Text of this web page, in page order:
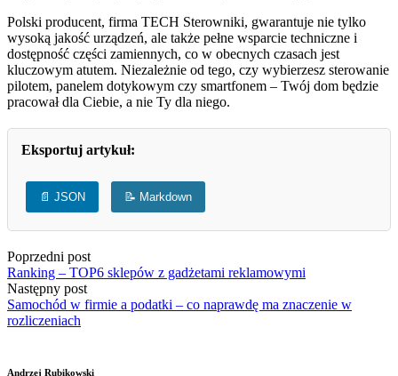
Polski producent, firma TECH Sterowniki, gwarantuje nie tylko
wysoką jakość urządzeń, ale także pełne wsparcie techniczne i
dostępność części zamiennych, co w obecnych czasach jest
kluczowym atutem. Niezależnie od tego, czy wybierzesz sterowanie
pilotem, panelem dotykowym czy smartfonem – Twój dom będzie
pracował dla Ciebie, a nie Ty dla niego.
Eksportuj artykuł:
📄 JSON 📝 Markdown
Poprzedni post
Ranking – TOP6 sklepów z gadżetami reklamowymi
Następny post
Samochód w firmie a podatki – co naprawdę ma znaczenie w
rozliczeniach
Andrzej Rubikowski